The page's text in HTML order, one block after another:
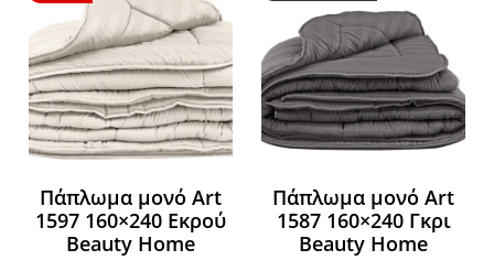
Πάπλωμα μονό Art
1597 160×240 Εκρού
Beauty Home
Πάπλωμα μονό Art
1587 160×240 Γκρι
Beauty Home